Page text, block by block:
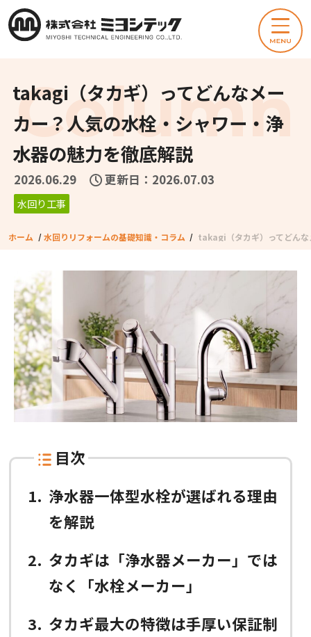
takagi（タカギ）ってどんなメー
カー？人気の水栓・シャワー・浄
水器の魅力を徹底解説
2026.06.29 更新日：2026.07.03
水回り工事
ホーム /水回りリフォームの基礎知識・コラム / takagi（タカギ）ってどんな
目次
1
浄水器一体型水栓が選ばれる理由
を解説
2
タカギは「浄水器メーカー」では
なく「水栓メーカー」
3
タカギ最大の特徴は手厚い保証制